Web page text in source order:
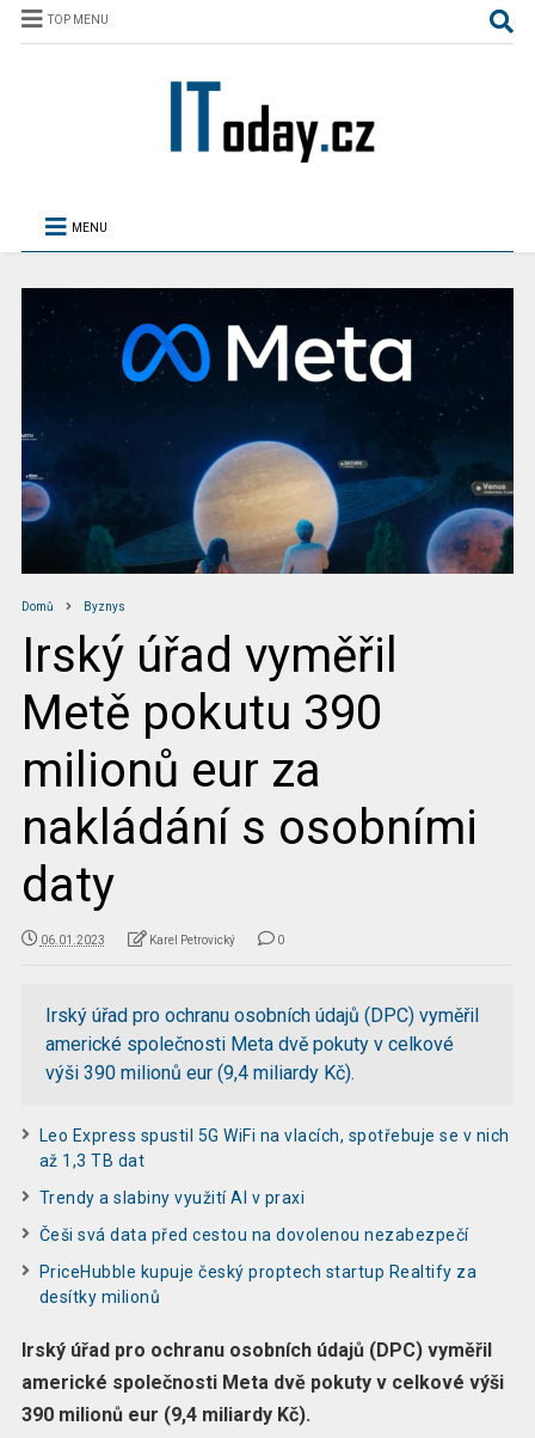
TOP MENU
MENU
Domů Byznys
Irský úřad vyměřil
Metě pokutu 390
milionů eur za
nakládání s osobními
daty
06.01.2023 Karel Petrovický 0
Irský úřad pro ochranu osobních údajů (DPC) vyměřil
americké společnosti Meta dvě pokuty v celkové
výši 390 milionů eur (9,4 miliardy Kč).
Leo Express spustil 5G WiFi na vlacích, spotřebuje se v nich
až 1,3 TB dat
Trendy a slabiny využití AI v praxi
Češi svá data před cestou na dovolenou nezabezpečí
PriceHubble kupuje český proptech startup Realtify za
desítky milionů
Irský úřad pro ochranu osobních údajů (DPC) vyměřil
americké společnosti Meta dvě pokuty v celkové výši
390 milionů eur (9,4 miliardy Kč).